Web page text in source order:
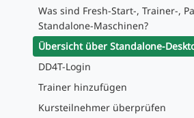
Was sind Fresh-Start-, Trainer-,
Standalone-Maschinen?
Übersicht über Standalone-
DD4T-Login
Trainer hinzufügen
Kursteilnehmer überprüfen